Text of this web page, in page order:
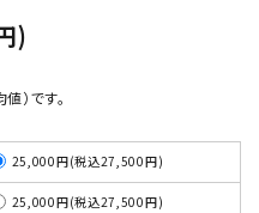
)
）です。
25,000円(税込27,500円)
25,000円(税込27,500円)